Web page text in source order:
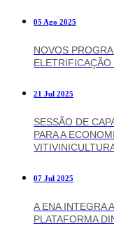
05 Ago 2025
NOVOS
21 Jul 2025
SESSÃO DE
PARA A
07 Jul 2025
A ENA INTEGRA
PLATAFORMA